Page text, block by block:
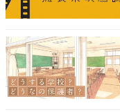
こちらもおすすめ